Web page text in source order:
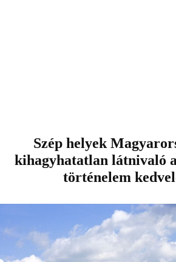
Szép helyek
kihagyhatatlan látnivaló
történelem